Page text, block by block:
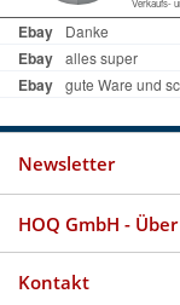
Newsletter
HOQ GmbH -
Kontakt